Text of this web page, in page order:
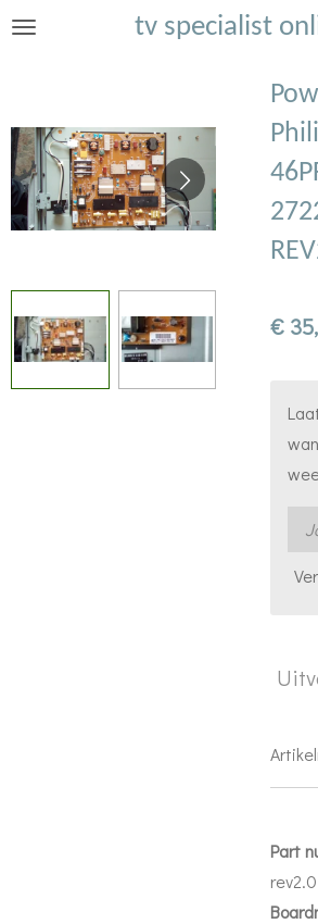
Ga
hoofdinhoud
tv specialist
€
Part
rev2.0